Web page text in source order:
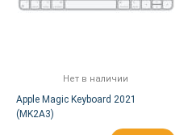
Нет в наличии
Apple Magic Keyboard 2021
(MK2A3)